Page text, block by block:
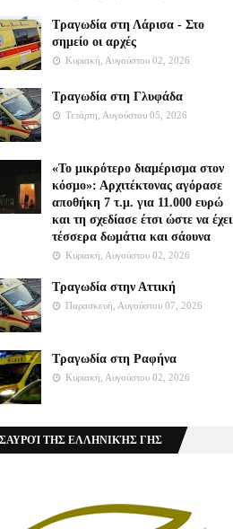
Τραγωδία στη Λάρισα - Στο
σημείο οι αρχές
Κυριακή, Αυγούστου 02, 2026
Τραγωδία στη Γλυφάδα
Τετάρτη, Αυγούστου 05, 2026
«Το μικρότερο διαμέρισμα στον
κόσμο»: Αρχιτέκτονας αγόρασε
αποθήκη 7 τ.μ. για 11.000 ευρώ
και τη σχεδίασε έτσι ώστε να έχει
τέσσερα δωμάτια και σάουνα
Κυριακή, Αυγούστου 02, 2026
Τραγωδία στην Αττική
Παρασκευή, Αυγούστου 07, 2026
Τραγωδία στη Ραφήνα
Κυριακή, Αυγούστου 02, 2026
ΤΗΣ ΕΛΛΗΝΙΚΉΣ ΓΗΣ